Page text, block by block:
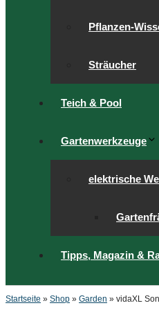
Pflanzen-
Sträucher
Teich & Pool
Gartenwerkzeuge
elektrische
Tipps, Magazin &
Startseite » Shop » Garden » vidaXL